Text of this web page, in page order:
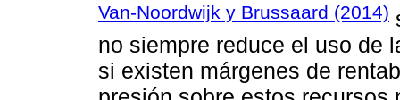
Van-Noordwijk y Brussaard (2014)
no siempre reduce el uso de
si existen márgenes de